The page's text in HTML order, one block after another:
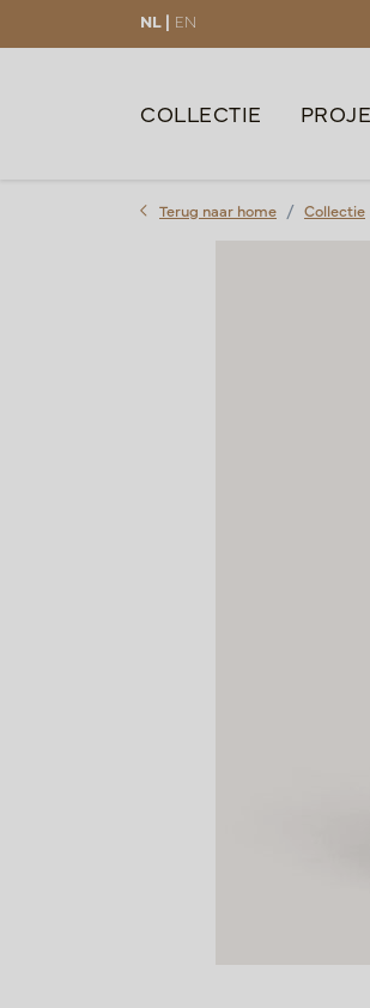
NL | EN
COLLECTIE
Terug naar home Collectie